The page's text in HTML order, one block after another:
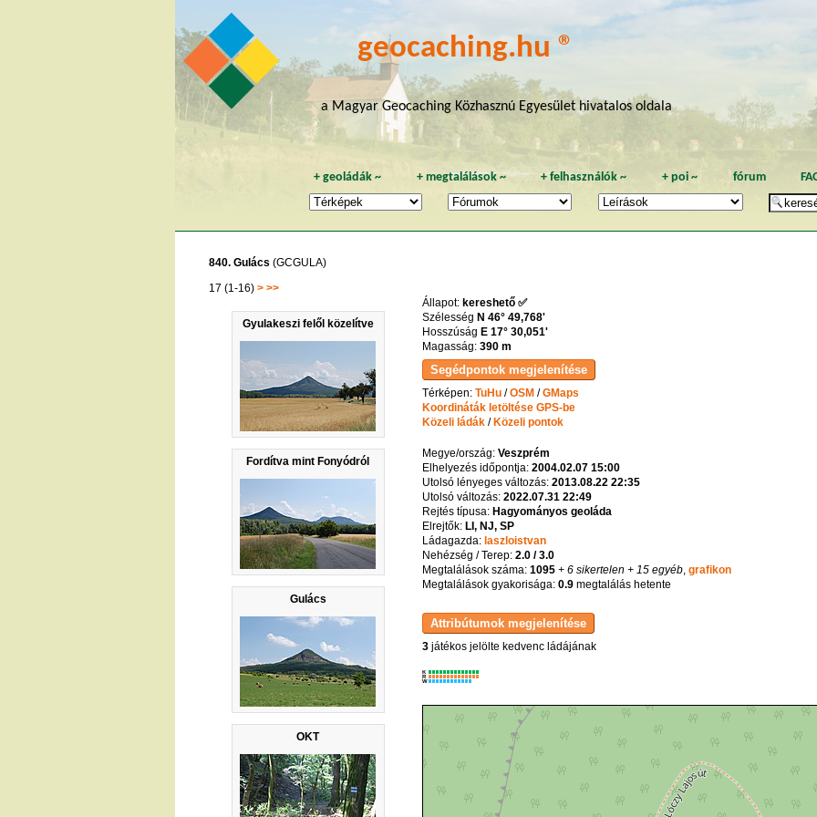
geocaching.hu ®
a Magyar Geocaching Közhasznú Egyesület hivatalos oldala
+geoládák ~ + megtalálások~ +felhasználók ~ + poi~ fórum
840. Gulács (GCGULA)
17 (1-16) > >>
Gyulakeszi felől közelítve
Fordítva mint Fonyódról
Gulács
OKT
Állapot: kereshető ✅
Szélesség N 46° 49,768'
Hosszúság E 17° 30,051'
Magasság: 390 m
Térképen: TuHu/OSM/GMaps
Koordináták letöltése GPS-be
Közeli ládák/Közeli pontok
Megye/ország: Veszprém
Elhelyezés időpontja: 2004.02.07 15:00
Utolsó lényeges változás: 2013.08.22 22:35
Utolsó változás: 2022.07.31 22:49
Rejtés típusa: Hagyományos geoláda
Elrejtők: LI, NJ, SP
Ládagazda: laszloistvan
Nehézség / Terep: 2.0 / 3.0
Megtalálások száma: 1095+ 6 sikertelen + 15 egyéb, grafikon
Megtalálások gyakorisága: 0.9megtalálás hetente
3játékos jelölte kedvenc ládájának
K
R
W